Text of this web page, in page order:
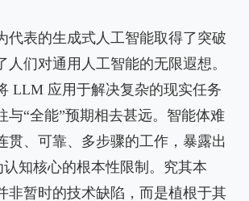
代表的生成式人工智能取得了突破
人们对通用人工智能的无限遐想。
LLM 应用于解决复杂的现实任务
与“全能”预期相去甚远。智能体难
贯、可靠、多步骤的工作，暴露出
知核心的根本性限制。究其本
非暂时的技术缺陷，而是植根于其